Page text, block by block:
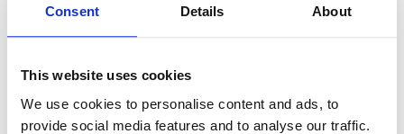
Consent Details About
This website uses cookies
We use cookies to personalise content and ads, to
provide social media features and to analyse our traffic.
Logistics (with own car) (€800 - €1000 net
Salary:from 800,00€/h star_border 0/5(0 reviews)